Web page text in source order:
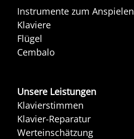
Instrumente zum Anspielen
Klaviere
Flügel
Cembalo
Unsere Leistungen
Klavierstimmen
Klavier-Reparatur
Werteinschätzung